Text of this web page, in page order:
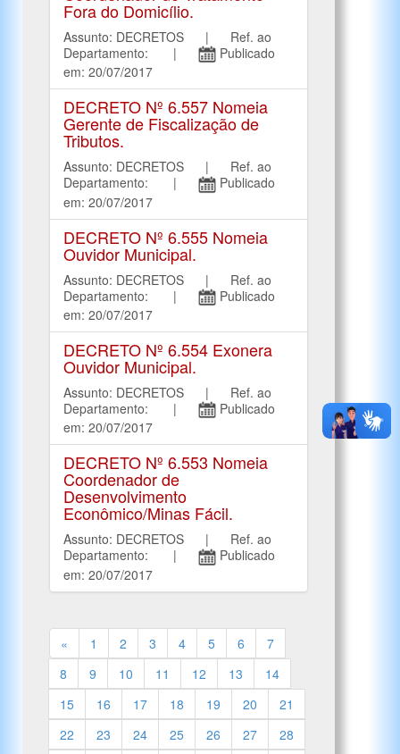
Fora do Domicílio.
Assunto: DECRETOS | Ref. ao
Departamento: |
Publicado
em: 20/07/2017
DECRETO Nº 6.557 Nomeia
Gerente de Fiscalização de
Tributos.
Assunto: DECRETOS | Ref. ao
Departamento: |
Publicado
em: 20/07/2017
DECRETO Nº 6.555 Nomeia
Ouvidor Municipal.
Assunto: DECRETOS | Ref. ao
Departamento: |
Publicado
em: 20/07/2017
DECRETO Nº 6.554 Exonera
Ouvidor Municipal.
Assunto: DECRETOS | Ref. ao
Departamento: |
Publicado
em: 20/07/2017
DECRETO Nº 6.553 Nomeia
Coordenador de
Desenvolvimento
Econômico/Minas Fácil.
Assunto: DECRETOS | Ref. ao
Departamento: |
Publicado
em: 20/07/2017
« 1 2 3 4 5 6
7
8
9 10 11 12 13
14
15
16 17 18 19 20
21
22
23 24 25 26 27
28